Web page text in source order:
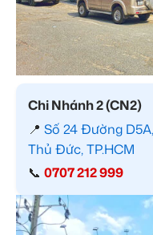
Chi Nhánh 2 (CN2)
📍 Số 24 Đường
Thủ Đức, TP.HCM
📞 0707 212 999